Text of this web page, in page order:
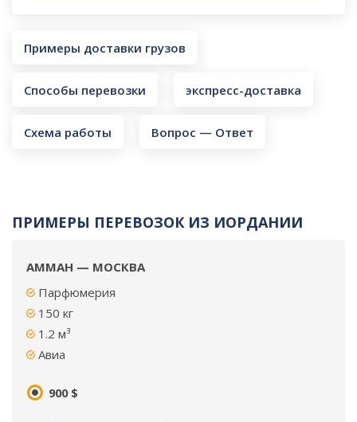
Примеры доставки грузов
Способы перевозки экспресс-доставка
Схема работы Вопрос — Ответ
ПРИМЕРЫ ПЕРЕВОЗОК ИЗ ИОРДАНИИ
АММАН — МОСКВА
Парфюмерия
150 кг
1.2 м³
Авиа
900 $